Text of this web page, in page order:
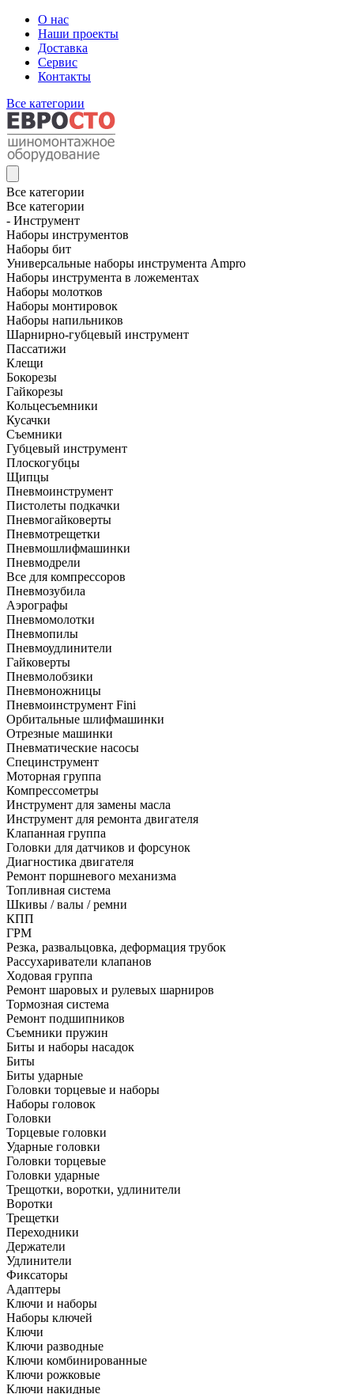
О нас
Наши проекты
Доставка
Сервис
Контакты
Все категории
Все категории
Все категории
- Инструмент
Наборы инструментов
Наборы бит
Универсальные наборы инструмента Ampro
Наборы инструмента в ложементах
Наборы молотков
Наборы монтировок
Наборы напильников
Шарнирно-губцевый инструмент
Пассатижи
Клещи
Бокорезы
Гайкорезы
Кольцесъемники
Кусачки
Съемники
Губцевый инструмент
Плоскогубцы
Щипцы
Пневмоинструмент
Пистолеты подкачки
Пневмогайковерты
Пневмотрещетки
Пневмошлифмашинки
Пневмодрели
Все для компрессоров
Пневмозубила
Аэрографы
Пневмомолотки
Пневмопилы
Пневмоудлинители
Гайковерты
Пневмолобзики
Пневмоножницы
Пневмоинструмент Fini
Орбитальные шлифмашинки
Отрезные машинки
Пневматические насосы
Специнструмент
Моторная группа
Компрессометры
Инструмент для замены масла
Инструмент для ремонта двигателя
Клапанная группа
Головки для датчиков и форсунок
Диагностика двигателя
Ремонт поршневого механизма
Топливная система
Шкивы / валы / ремни
КПП
ГРМ
Резка, развальцовка, деформация трубок
Рассухариватели клапанов
Ходовая группа
Ремонт шаровых и рулевых шарниров
Тормозная система
Ремонт подшипников
Съемники пружин
Биты и наборы насадок
Биты
Биты ударные
Головки торцевые и наборы
Наборы головок
Головки
Торцевые головки
Ударные головки
Головки торцевые
Головки ударные
Трещотки, воротки, удлинители
Воротки
Трещетки
Переходники
Держатели
Удлинители
Фиксаторы
Адаптеры
Ключи и наборы
Наборы ключей
Ключи
Ключи разводные
Ключи комбинированные
Ключи рожковые
Ключи накидные